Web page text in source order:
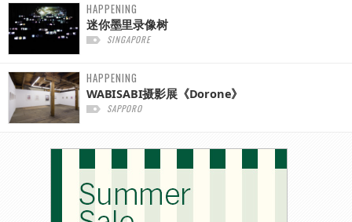
HAPPENING
迷你墨里录像树
SINGAPORE
HAPPENING
WABISABI摄影展《Dorone》
SAPPORO